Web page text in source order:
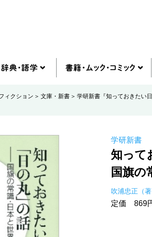
ィクション 文庫・新書 学研新書『知っておきたい
学研新書
知って
国旗の
吹浦忠正（著
定価 869